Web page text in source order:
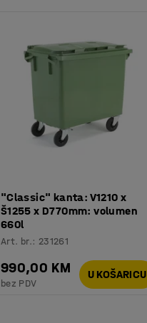
"Classic" kanta: V1210 x
Š1255 x D770mm: volumen
660l
Art. br.: 231261
990,00 KM
bez PDV
U KOŠARICU